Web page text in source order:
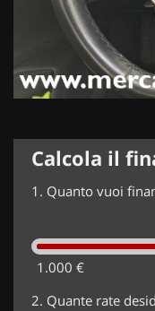
Calcola il
1. Quanto vuoi
1.000 €
2. Quante rate